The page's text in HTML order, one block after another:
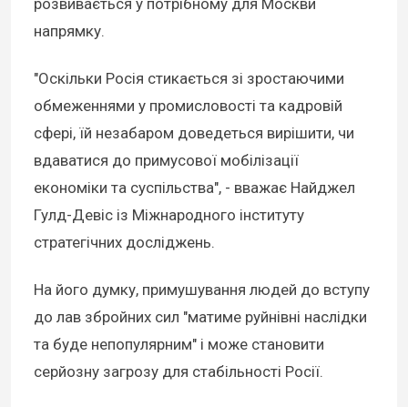
розвивається у потрібному для Москви
напрямку.
"Оскільки Росія стикається зі зростаючими
обмеженнями у промисловості та кадровій
сфері, їй незабаром доведеться вирішити, чи
вдаватися до примусової мобілізації
економіки та суспільства", - вважає Найджел
Гулд-Девіс із Міжнародного інституту
стратегічних досліджень.
На його думку, примушування людей до вступу
до лав збройних сил "матиме руйнівні наслідки
та буде непопулярним" і може становити
серйозну загрозу для стабільності Росії.